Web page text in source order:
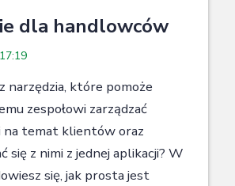
dla handlowców
narzędzia, które pomoże
zespołowi zarządzać
na temat klientów oraz
się z nimi z jednej aplikacji? W
się, jak prosta jest